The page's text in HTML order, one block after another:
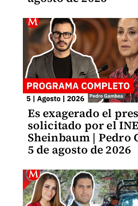
Es exagerado el
solicitado por el
Sheinbaum | Pedro
5 de agosto de 2026